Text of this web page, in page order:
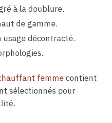
à la doublure.
de gamme.
décontracté.
femmecontient
sélectionnés pour